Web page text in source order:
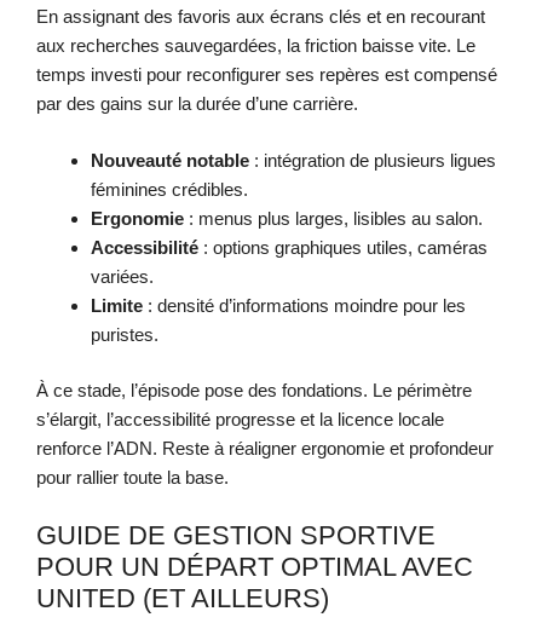
En assignant des favoris aux écrans clés et en recourant
aux recherches sauvegardées, la friction baisse vite. Le
temps investi pour reconfigurer ses repères est compensé
par des gains sur la durée d’une carrière.
Nouveauté notable : intégration de plusieurs ligues
féminines crédibles.
Ergonomie : menus plus larges, lisibles au salon.
Accessibilité : options graphiques utiles, caméras
variées.
Limite : densité d’informations moindre pour les
puristes.
À ce stade, l’épisode pose des fondations. Le périmètre
s’élargit, l’accessibilité progresse et la licence locale
renforce l’ADN. Reste à réaligner ergonomie et profondeur
pour rallier toute la base.
GUIDE DE GESTION SPORTIVE
POUR UN DÉPART OPTIMAL AVEC
UNITED (ET AILLEURS)